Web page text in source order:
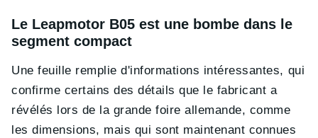
Le Leapmotor B05 est une bombe dans le
segment compact
Une feuille remplie d'informations intéressantes, qui
confirme certains des détails que le fabricant a
révélés lors de la grande foire allemande, comme
les dimensions, mais qui sont maintenant connues